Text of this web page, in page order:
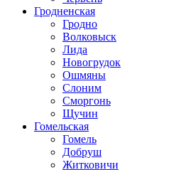
Гродненская
Гродно
Волковыск
Лида
Новогрудок
Ошмяны
Слоним
Сморгонь
Щучин
Гомельская
Гомель
Добруш
Житковичи